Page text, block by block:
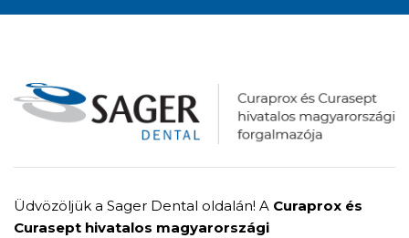
Üdvözöljük a Sager Dental oldalán! A Curaprox és
Curasept hivatalos magyarországi